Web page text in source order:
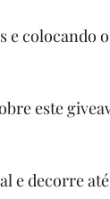
e colocando
este
e decorre